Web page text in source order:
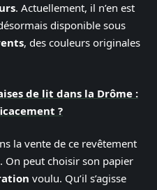
. Actuellement, il n’en est
disponible sous
, des couleurs originales
de lit dans la Drôme :
?
la vente de ce revêtement
On peut choisir son papier
voulu. Qu’il s’agisse